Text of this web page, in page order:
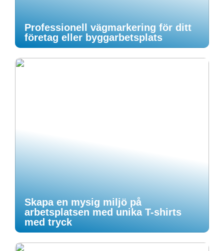
Professionell vägmarkering för ditt
företag eller byggarbetsplats
Skapa en mysig miljö på
arbetsplatsen med unika T-shirts
med tryck